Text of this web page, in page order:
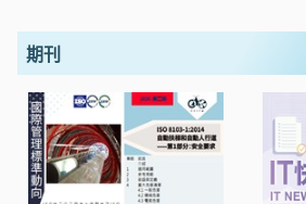
期刊